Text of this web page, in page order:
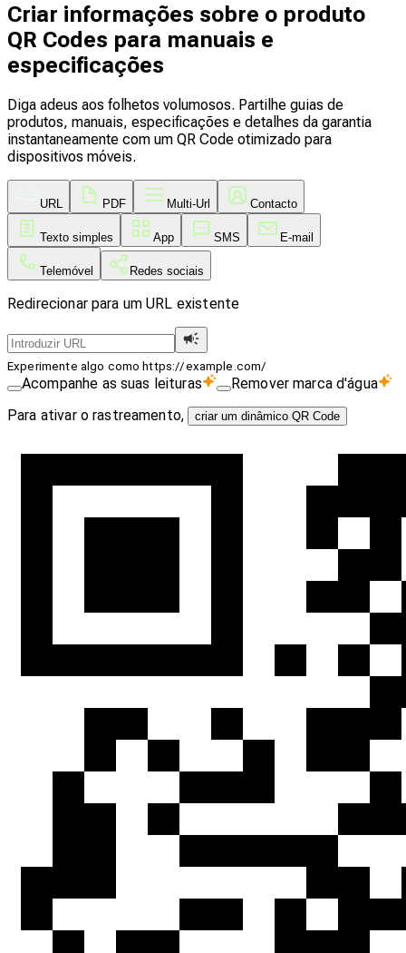
Criar informações sobre o produto
QR Codes para manuais e
especificações
Diga adeus aos folhetos volumosos. Partilhe guias de
produtos, manuais, especificações e detalhes da garantia
instantaneamente com um QR Code otimizado para
dispositivos móveis.
URL PDF Multi-Url Contacto
Texto simples App SMS E-mail
Telemóvel Redes sociais
Redirecionar para um URL existente
Experimente algo como https://example.com/
Acompanhe as suas leituras
Remover marca d'água
Para ativar o rastreamento,
criar um dinâmico QR Code